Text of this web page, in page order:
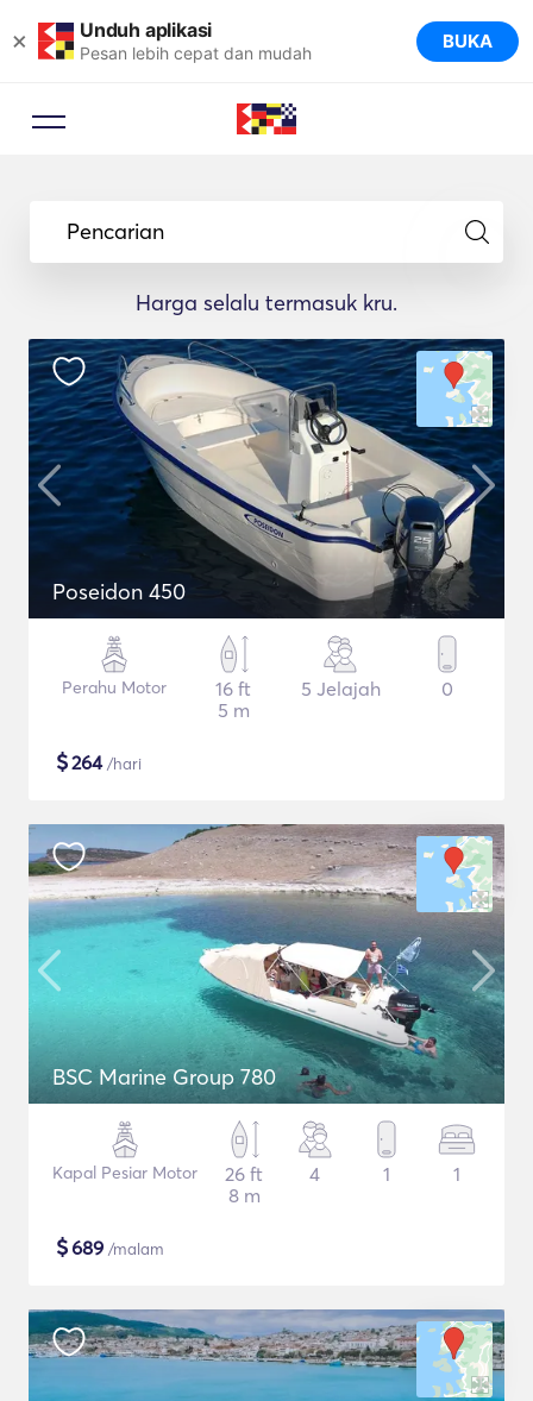
× Unduh aplikasi
Pesan lebih cepat dan mudah BUKA
Pencarian
Harga selalu termasuk kru.
Poseidon 450
Perahu Motor
16 ft
5 m
5 Jelajah 0
$264/hari
BSC Marine Group 780
Kapal Pesiar Motor
26 ft
8 m
4 1 1
$689 /malam